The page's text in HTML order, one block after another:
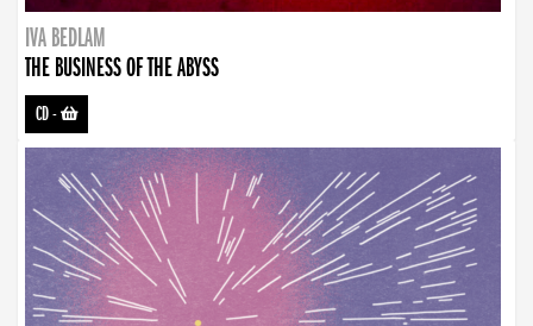
IVA BEDLAM
THE BUSINESS OF THE ABYSS
CD-